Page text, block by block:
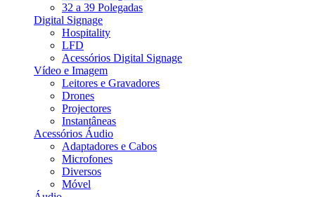
32 a 39 Polegadas
Digital Signage
Hospitality
LFD
Acessórios Digital Signage
Vídeo e Imagem
Leitores e Gravadores
Drones
Projectores
Instantâneas
Acessórios Áudio
Adaptadores e Cabos
Microfones
Diversos
Móvel